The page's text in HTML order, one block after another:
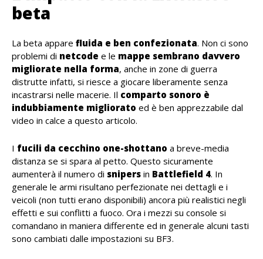
beta
La beta appare fluida e ben confezionata. Non ci sono
problemi di netcode e le mappe sembrano davvero
migliorate nella forma, anche in zone di guerra
distrutte infatti, si riesce a giocare liberamente senza
incastrarsi nelle macerie. Il comparto sonoro è
indubbiamente migliorato ed è ben apprezzabile dal
video in calce a questo articolo.
I fucili da cecchino one-shottano a breve-media
distanza se si spara al petto. Questo sicuramente
aumenterà il numero di snipers in Battlefield 4. In
generale le armi risultano perfezionate nei dettagli e i
veicoli (non tutti erano disponibili) ancora più realistici negli
effetti e sui conflitti a fuoco. Ora i mezzi su console si
comandano in maniera differente ed in generale alcuni tasti
sono cambiati dalle impostazioni su BF3.